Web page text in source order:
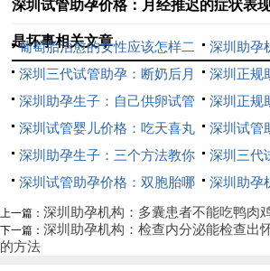
深圳试管助孕价格：月经推迟的症状表
是坏事相关文章
葡萄胎治愈的女性应该怎样二
次备孕？
深圳助孕
怀孕吗,告
深圳三代试管助孕：断奶后月
经来了能不能瘦,断奶以后体重
有什么变化
深圳正规
卵泡数量
正常
深圳助孕生子：自己供卵试管
婴儿的全流程一文揭晓
深圳正规
与什么因
苦-
深圳试管婴儿价格：吃天喜丸
能让卵泡长得更快吗,排卵期能
吃天喜丸吗
深圳试管
症移植后
深圳助孕生子：三个方法教你
自测输卵管是否堵塞了，不知道
的赶紧看进来
深圳三代
子宫还可
注意的事
深圳试管助孕价格：双胞胎哪
些人容易生,怀双胞胎什么样的
人容易早产
深圳助孕
种方式介
上一篇： 深圳助孕机构：多囊患者不能吃鸭肉
下一篇： 深圳助孕机构：检查内分泌能检查出
的方法